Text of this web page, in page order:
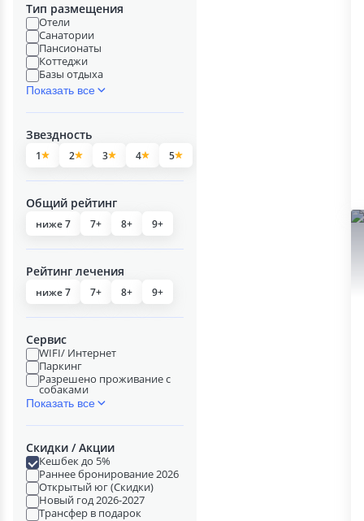
Тип размещения
Отели
Санатории
Пансионаты
Коттеджи
Базы отдыха
Показать все
Звездность
1 2 3 4 5
Общий рейтинг
ниже 7 7+ 8+ 9+
Рейтинг лечения
ниже 7 7+ 8+ 9+
Сервис
WIFI/ Интернет
Паркинг
Разрешено проживание с
собаками
Показать все
Скидки / Акции
Кешбек до 5%
Раннее бронирование 2026
Открытый юг (Скидки)
Новый год 2026-2027
Трансфер в подарок